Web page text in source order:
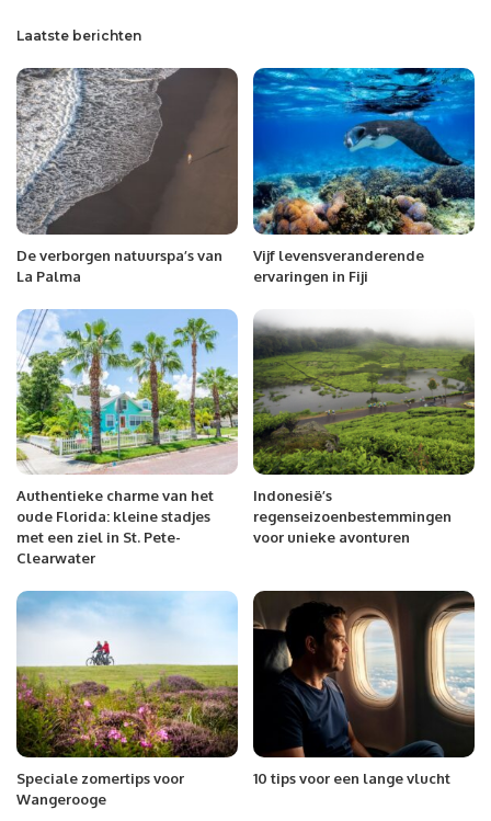
Laatste berichten
De verborgen natuurspa’s van
La Palma
Vijf levensveranderende
ervaringen in Fiji
Authentieke charme van het
oude Florida: kleine stadjes
met een ziel in St. Pete-
Clearwater
Indonesië’s
regenseizoenbestemmingen
voor unieke avonturen
Speciale zomertips voor
Wangerooge
10 tips voor een lange vlucht